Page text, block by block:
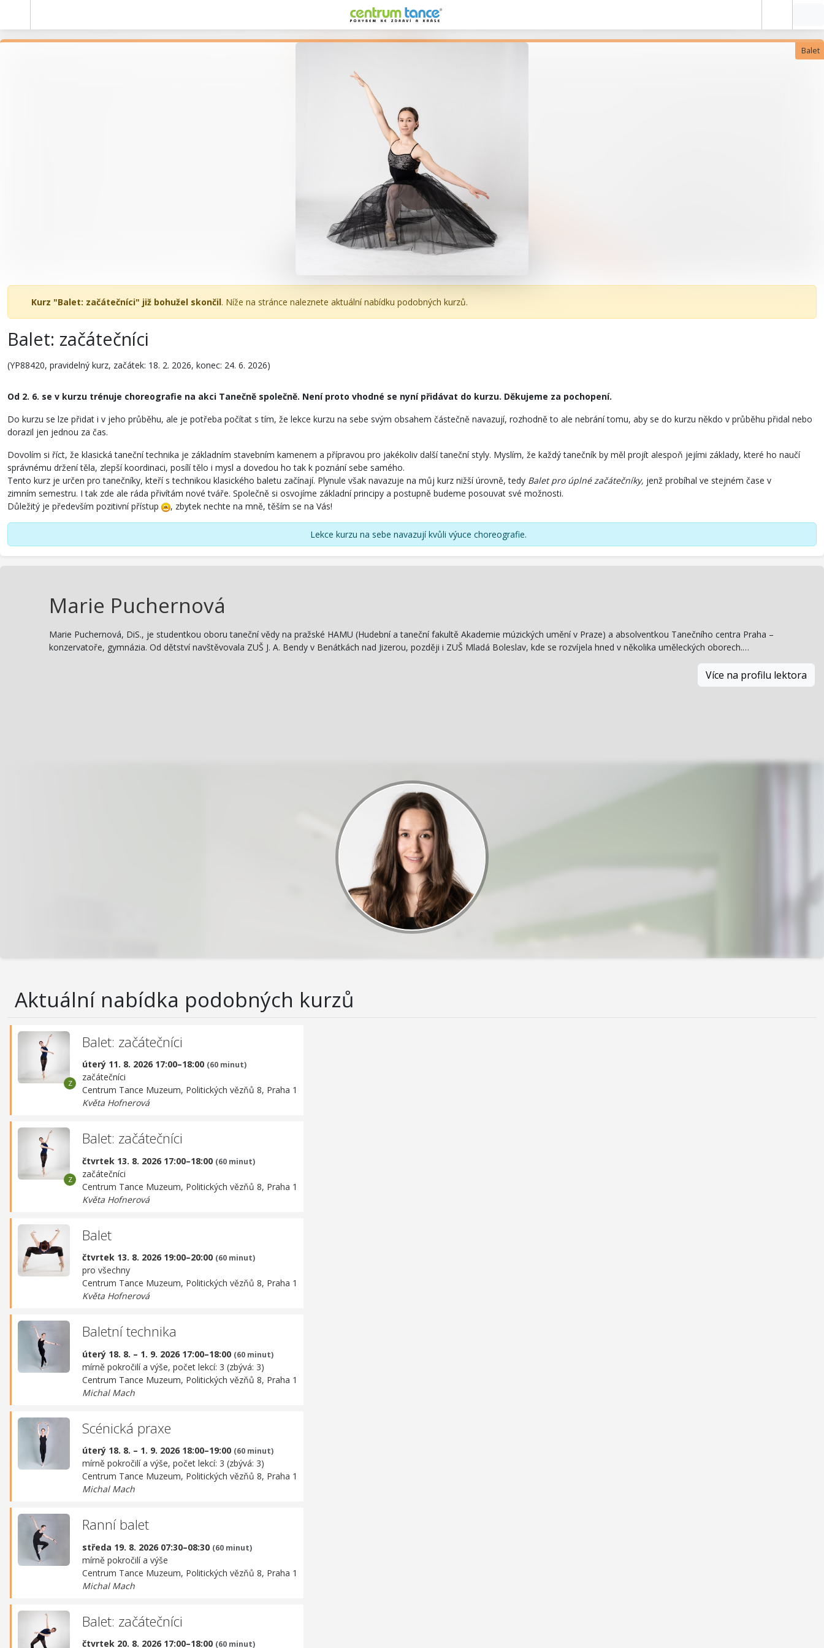
Balet
Kurz "Balet: začátečníci" již bohužel skončil. Níže na stránce naleznete aktuální nabídku podobných kurzů.
Balet: začátečníci
(YP88420, pravidelný kurz, začátek: 18. 2. 2026, konec: 24. 6. 2026)
Od 2. 6. se v kurzu trénuje choreografie na akci Tanečně společně. Není proto vhodné se nyní přidávat do kurzu. Děkujeme za pochopení.
Do kurzu se lze přidat i v jeho průběhu, ale je potřeba počítat s tím, že lekce kurzu na sebe svým obsahem částečně navazují, rozhodně to ale nebrání tomu, aby se do kurzu někdo v průběhu přidal nebo
dorazil jen jednou za čas.
Dovolím si říct, že klasická taneční technika je základním stavebním kamenem a přípravou pro jakékoliv další taneční styly. Myslím, že každý tanečník by měl projít alespoň jejími základy, které ho naučí
správnému držení těla, zlepší koordinaci, posílí tělo i mysl a dovedou ho tak k poznání sebe samého.
Tento kurz je určen pro tanečníky, kteří s technikou klasického baletu začínají. Plynule však navazuje na můj kurz nižší úrovně, tedy Balet pro úplné začátečníky, jenž probíhal ve stejném čase v
zimním semestru. I tak zde ale ráda přivítám nové tváře. Společně si osvojíme základní principy a postupně budeme posouvat své možnosti.
Důležitý je především pozitivní přístup
, zbytek nechte na mně, těším se na Vás!
Lekce kurzu na sebe navazují kvůli výuce choreografie.
Marie Puchernová
Marie Puchernová, DiS., je studentkou oboru taneční vědy na pražské HAMU (Hudební a taneční fakultě Akademie múzických umění v Praze) a absolventkou Tanečního centra Praha –
konzervatoře, gymnázia. Od dětství navštěvovala ZUŠ J. A. Bendy v Benátkách nad Jizerou, později i ZUŠ Mladá Boleslav, kde se rozvíjela hned v několika uměleckých oborech.…
Více na profilu lektora
Aktuální nabídka podobných kurzů
Balet: začátečníci
úterý 11. 8. 2026 17:00–18:00 (60 minut)
začátečníci
Centrum Tance Muzeum, Politických vězňů 8, Praha 1
Květa Hofnerová
Balet: začátečníci
čtvrtek 13. 8. 2026 17:00–18:00 (60 minut)
začátečníci
Centrum Tance Muzeum, Politických vězňů 8, Praha 1
Květa Hofnerová
Balet
čtvrtek 13. 8. 2026 19:00–20:00 (60 minut)
pro všechny
Centrum Tance Muzeum, Politických vězňů 8, Praha 1
Květa Hofnerová
Baletní technika
úterý 18. 8. – 1. 9. 2026 17:00–18:00 (60 minut)
mírně pokročilí a výše, počet lekcí: 3 (zbývá: 3)
Centrum Tance Muzeum, Politických vězňů 8, Praha 1
Michal Mach
Scénická praxe
úterý 18. 8. – 1. 9. 2026 18:00–19:00 (60 minut)
mírně pokročilí a výše, počet lekcí: 3 (zbývá: 3)
Centrum Tance Muzeum, Politických vězňů 8, Praha 1
Michal Mach
Ranní balet
středa 19. 8. 2026 07:30–08:30 (60 minut)
mírně pokročilí a výše
Centrum Tance Muzeum, Politických vězňů 8, Praha 1
Michal Mach
Balet: začátečníci
čtvrtek 20. 8. 2026 17:00–18:00 (60 minut)